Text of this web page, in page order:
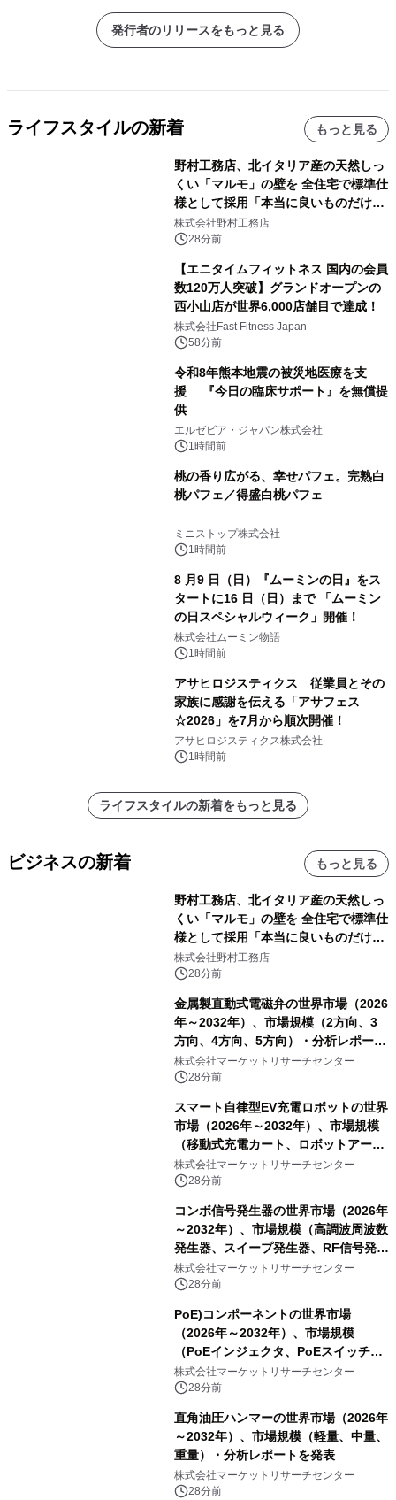
発行者のリリースをもっと見る
ライフスタイルの新着 もっと見る
野村工務店、北イタリア産の天然しっ
くい「マルモ」の壁を 全住宅で標準仕
様として採用「本当に良いものだけに
こだわる」
株式会社野村工務店
28分前
【エニタイムフィットネス 国内の会員
数120万人突破】グランドオープンの
西小山店が世界6,000店舗目で達成！
株式会社Fast Fitness Japan
58分前
令和8年熊本地震の被災地医療を支
援 『今日の臨床サポート』を無償提
供
エルゼビア・ジャパン株式会社
1時間前
桃の香り広がる、幸せパフェ。完熟白
桃パフェ／得盛白桃パフェ
ミニストップ株式会社
1時間前
8 月9 日（日）『ムーミンの日』をス
タートに16 日（日）まで 「ムーミン
の日スペシャルウィーク」開催！
株式会社ムーミン物語
1時間前
アサヒロジスティクス 従業員とその
家族に感謝を伝える「アサフェス
☆2026」を7月から順次開催！
アサヒロジスティクス株式会社
1時間前
ライフスタイルの新着をもっと見る
ビジネスの新着 もっと見る
野村工務店、北イタリア産の天然しっ
くい「マルモ」の壁を 全住宅で標準仕
様として採用「本当に良いものだけに
こだわる」
株式会社野村工務店
28分前
金属製直動式電磁弁の世界市場（2026
年～2032年）、市場規模（2方向、3
方向、4方向、5方向）・分析レポート
を発表
株式会社マーケットリサーチセンター
28分前
スマート自律型EV充電ロボットの世界
市場（2026年～2032年）、市場規模
（移動式充電カート、ロボットアーム
式充電システム、その他）・分析レポ
ートを発表
株式会社マーケットリサーチセンター
28分前
コンボ信号発生器の世界市場（2026年
～2032年）、市場規模（高調波周波数
発生器、スイープ発生器、RF信号発生
器、その他）・分析レポートを発表
株式会社マーケットリサーチセンター
28分前
PoE)コンポーネントの世界市場
（2026年～2032年）、市場規模
（PoEインジェクタ、PoEスイッチ、
PoEスプリッタ、PoE電源供給装置
（PSE）、PoE給電機器（PD）、PoE
発表
株式会社マーケットリサーチセンター
28分前
直角油圧ハンマーの世界市場（2026年
～2032年）、市場規模（軽量、中量、
重量）・分析レポートを発表
株式会社マーケットリサーチセンター
28分前